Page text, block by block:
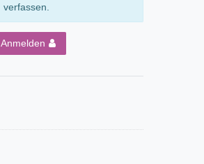
verfassen.
Anmelden